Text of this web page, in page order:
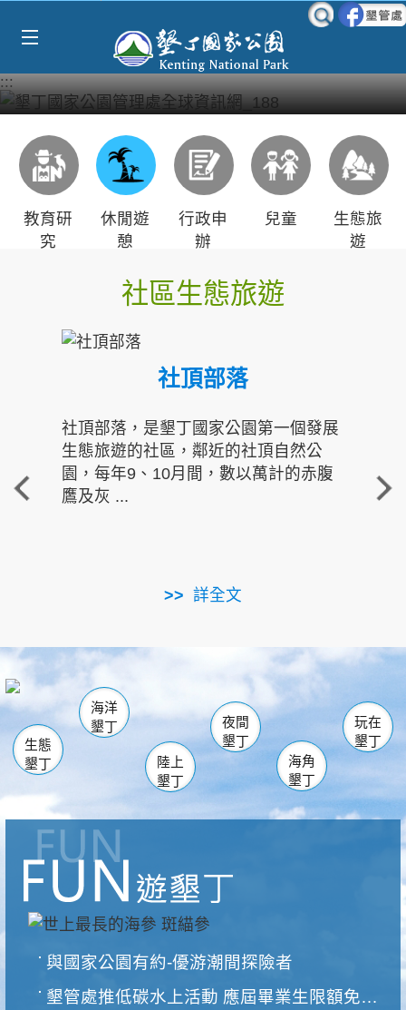
:::
教育研
究
休閒遊
憩
行政申
辦
兒童
生態旅
遊
社區生態旅遊
社頂部落
社頂部落，是墾丁國家公園第一個發展
生態旅遊的社區，鄰近的社頂自然公
園，每年9、10月間，數以萬計的赤腹
鷹及灰 ...
詳全文
重
走進
南仁湖
海生館
恆春 佳樂水
龍鑾潭自然中心 森林遊樂區
瓊麻館
關山 墾管處遊客中心
社頂公園 風吹沙
船帆石
白砂 龍磐公園
香蕉灣
砂島
鵝鑾鼻
生態
墾丁
海洋
墾丁
陸上
墾丁
夜間
墾丁
海角
墾丁
玩在
墾丁
與國家公園有約-優游潮間探險者
墾管處推低碳水上活動 應屆畢業生限額免費參加